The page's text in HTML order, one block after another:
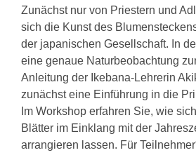
Zunächst nur von Priestern und
sich die Kunst des
der japanischen Gesellschaft. In
eine genaue Naturbeobachtung
Anleitung der Ikebana-Lehrerin
zunächst eine Einführung in die
Im Workshop erfahren Sie, wie
Blätter im Einklang mit der
arrangieren lassen. Für